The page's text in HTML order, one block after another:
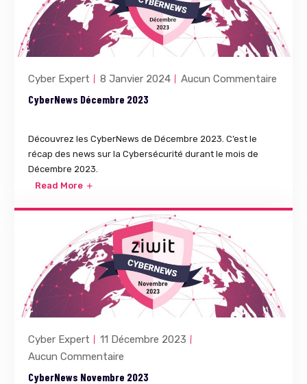
Cyber Expert 8 Janvier 2024 Aucun Commentaire
CyberNews Décembre 2023
Découvrez les CyberNews de Décembre 2023. C’est le
récap des news sur la Cybersécurité durant le mois de
Décembre 2023.
Read More
Cyber Expert
11 Décembre 2023
Aucun Commentaire
CyberNews Novembre 2023